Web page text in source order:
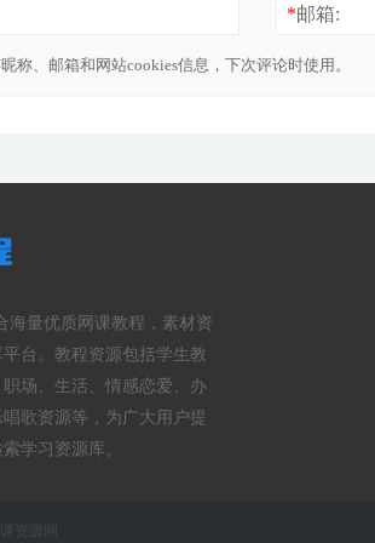
*邮箱:
称、邮箱和网站cookies信息，下次评论时使用。
海量优质网课教程，素材资
台。教程资源包括学生教
场、生活、情感恋爱、办
歌资源等，为广大用户提
学习资源库。
资源网